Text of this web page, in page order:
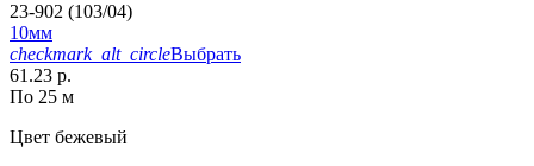
23-902 (103/04)
10мм
checkmark_alt_circleВыбрать
61.23 р.
По 25 м
Цвет бежевый